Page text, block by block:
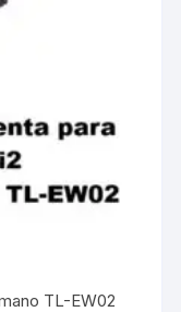
TL-EW02